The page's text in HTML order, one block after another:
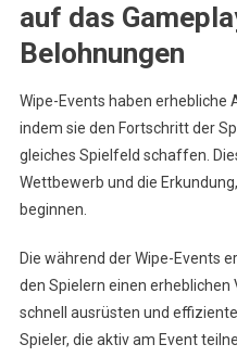
auf das
Belohnungen
Wipe-Events haben erhebliche
indem sie den Fortschritt der
gleiches Spielfeld schaffen.
Wettbewerb und die
beginnen.
Die während der Wipe-Events
den Spielern einen
schnell ausrüsten und
Spieler, die aktiv am Event